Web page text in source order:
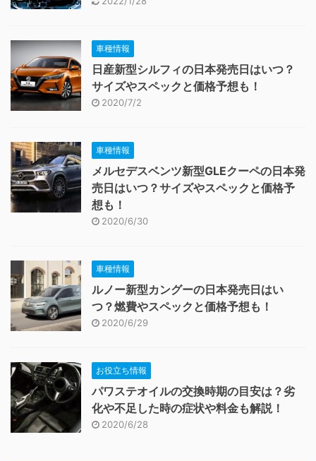
車種情報
日産新型シルフィの日本発売日はいつ？
サイズやスペックと価格予想も！
2020/7/2
車種情報
メルセデスベンツ新型GLEクーペの日本発
売日はいつ？サイズやスペックと価格予
想も！
2020/6/30
車種情報
ルノー新型カングーの日本発売日はい
つ？燃費やスペックと価格予想も！
2020/6/29
お役立ち情報
パワステオイルの交換時期の目安は？劣
化や不足した時の症状や料金も解説！
2020/6/28